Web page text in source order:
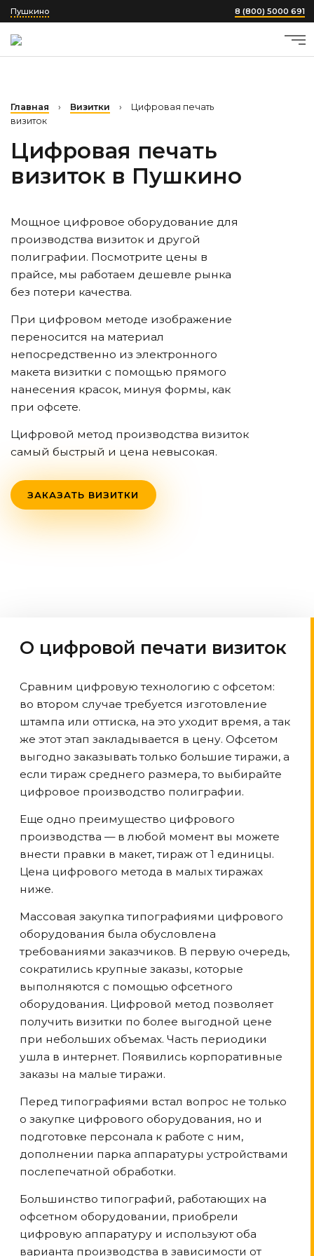
Пушкино 8 (800) 5000 691
Главная › Визитки ›
Цифровая печать
визиток
Цифровая печать
визиток в Пушкино
Мощное цифровое оборудование для
производства визиток и другой
полиграфии. Посмотрите цены в
прайсе, мы работаем дешевле рынка
без потери качества.
При цифровом методе изображение
переносится на материал
непосредственно из электронного
макета визитки с помощью прямого
нанесения красок, минуя формы, как
при офсете.
Цифровой метод производства визиток
самый быстрый и цена невысокая.
ЗАКАЗАТЬ ВИЗИТКИ
О цифровой печати визиток
Сравним цифровую технологию с офсетом:
во втором случае требуется изготовление
штампа или оттиска, на это уходит время, а так
же этот этап закладывается в цену. Офсетом
выгодно заказывать только большие тиражи, а
если тираж среднего размера, то выбирайте
цифровое производство полиграфии.
Еще одно преимущество цифрового
производства — в любой момент вы можете
внести правки в макет, тираж от 1 единицы.
Цена цифрового метода в малых тиражах
ниже.
Массовая закупка типографиями цифрового
оборудования была обусловлена
требованиями заказчиков. В первую очередь,
сократились крупные заказы, которые
выполняются с помощью офсетного
оборудования. Цифровой метод позволяет
получить визитки по более выгодной цене
при небольших объемах. Часть периодики
ушла в интернет. Появились корпоративные
заказы на малые тиражи.
Перед типографиями встал вопрос не только
о закупке цифрового оборудования, но и
подготовке персонала к работе с ним,
дополнении парка аппаратуры устройствами
послепечатной обработки.
Большинство типографий, работающих на
офсетном оборудовании, приобрели
цифровую аппаратуру и используют оба
варианта производства в зависимости от